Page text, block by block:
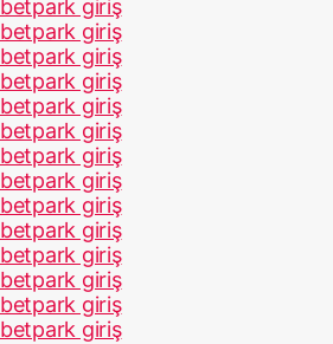
betpark giriş
betpark giriş
betpark giriş
betpark giriş
betpark giriş
betpark giriş
betpark giriş
betpark giriş
betpark giriş
betpark giriş
betpark giriş
betpark giriş
betpark giriş
betpark giriş